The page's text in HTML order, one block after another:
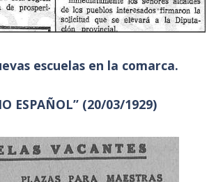
escuelas en la comarca.
ESPAÑOL” (20/03/1929)